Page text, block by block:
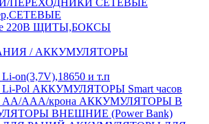
ПЕРЕХОДНИКИ СЕТЕВЫЕ
220В ЩИТЫ,БОКСЫ
/ АККУМУЛЯТОРЫ
и т.п
Pol АККУМУЛЯТОРЫ Smart часов
ААА/крона АККУМУЛЯТОРЫ В
ВНЕШНИЕ (Power Bank)